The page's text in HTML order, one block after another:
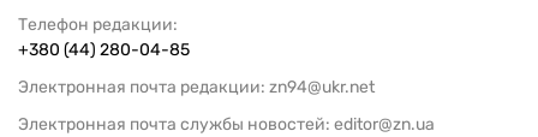
Телефон редакции:
+380 (44) 280-04-85
Электронная почта редакции: zn94@ukr.net
Электронная почта службы новостей: editor@zn.ua